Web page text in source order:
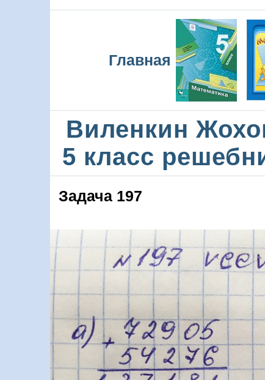
Главная
Виленкин
5 класс
Задача 197